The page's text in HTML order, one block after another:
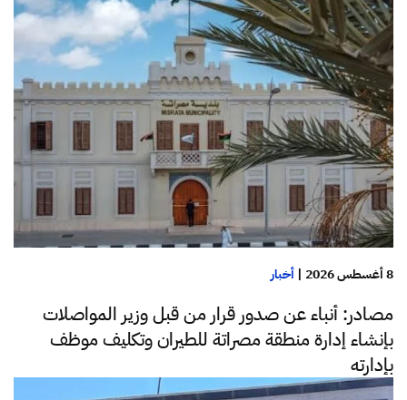
8 أغسطس 2026 | أخبار
مصادر: أنباء عن صدور قرار من قبل وزير المواصلات
بإنشاء إدارة منطقة مصراتة للطيران وتكليف موظف
بإدارته